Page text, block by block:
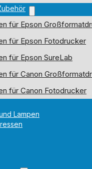
für Epson
für Epson Fotodrucker
für Epson SureLab
für Canon
für Canon Fotodrucker
Lampen